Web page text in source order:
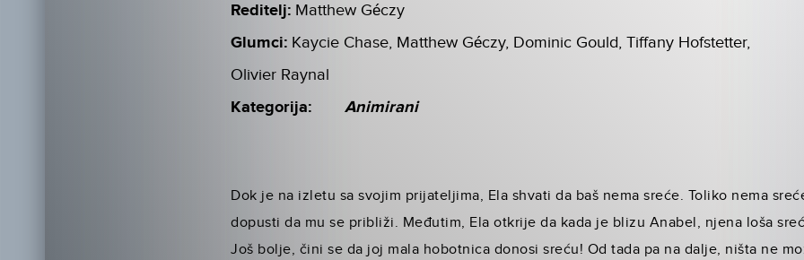
Reditelj: Matthew Géczy
Glumci: Kaycie Chase, Matthew Géczy, Dominic Gould, Tiffany Hofstetter,
Olivier Raynal
Kategorija: Animirani
Dok je na izletu sa svojim prijateljima, Ela shvati da baš nema sreće. Toliko nema
dopusti da mu se približi. Međutim, Ela otkrije da kada je blizu Anabel, njena loša
Još bolje, čini se da joj mala hobotnica donosi sreću! Od tada pa na dalje, ništa ne